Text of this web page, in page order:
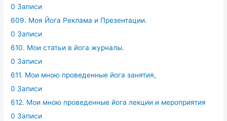
0 Записи
609. Моя Йога Реклама и Презентации.
0 Записи
610. Мои статьи в йога журналы.
0 Записи
611. Мои мною проведенные йога занятия,
0 Записи
612. Мои мною проведенные йога лекции и мероприятия
0 Записи